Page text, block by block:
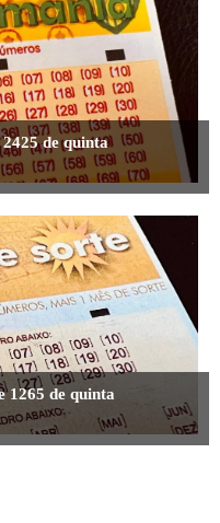
de quinta
1265 de quinta